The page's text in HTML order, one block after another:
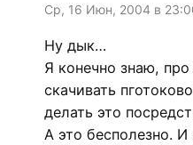
Ср, 16 Июн, 2004 в
Ну дык…
Я конечно знаю,
скачивать
делать это
А это бесполезно.